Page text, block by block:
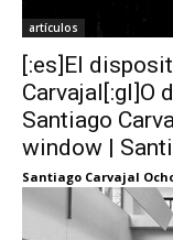
artículos
[:es]El
Carvajal[:gl]O
Santiago
window |
Santiago Carvajal